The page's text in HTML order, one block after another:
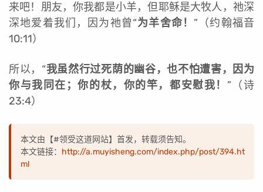
来吧！朋友，你我都是小羊，但耶稣是大牧人，祂深
深地爱着我们，因为祂曾“为羊舍命！ ”（约翰福音
10:11）
所以，“我虽然行过死荫的幽谷，也不怕遭害，因为
你与我同在；你的杖，你的竿，都安慰我！ ”（诗
23:4）
本文由【#领受这道网站】首发，转载须告知。
本文链接： http://a.muyisheng.com/index.php/post/394.ht
ml